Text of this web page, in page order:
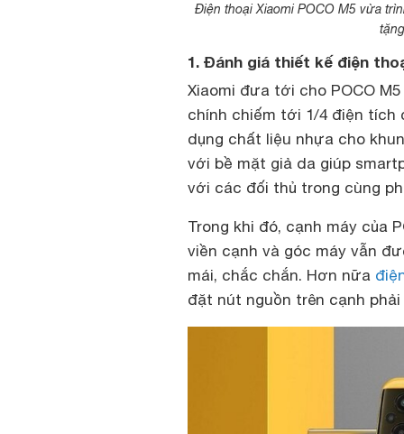
Điện thoại Xiaomi POCO M5 vừa
1. Đánh giá thiết kế điện
Xiaomi đưa tới cho POCO
chính chiếm tới 1/4 điện tích
dụng chất liệu nhựa cho
với bề mặt giả da giúp
với các đối thủ trong cùng
Trong khi đó, cạnh máy của
viền cạnh và góc máy vẫn
mái, chắc chắn. Hơn nữa
đặt nút nguồn trên cạnh